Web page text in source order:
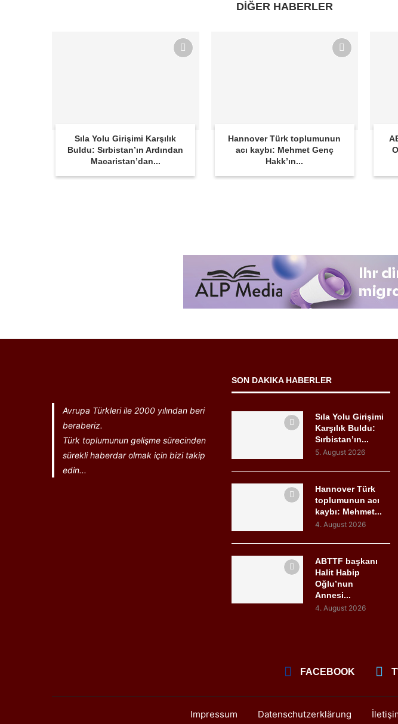
DİĞER HABERLER
Sıla Yolu Girişimi Karşılık
Buldu: Sırbistan’ın Ardından
Macaristan’dan...
Hannover Türk toplumunun
acı kaybı: Mehmet Genç
Hakk’ın...
Avrupa Türkleri ile 2000 yılından beri
beraberiz.
Türk toplumunun gelişme sürecinden
sürekli haberdar olmak için bizi takip
edin...
SON DAKIKA HABERLER
Sıla Yolu Girişimi
Karşılık Buldu:
Sırbistan’ın...
5. August 2026
Hannover Türk
toplumunun acı
kaybı: Mehmet...
4. August 2026
ABTTF başkanı
Halit Habip
Oğlu’nun
Annesi...
4. August 2026
FACEBOOK
Impressum Datenschutzerklärung